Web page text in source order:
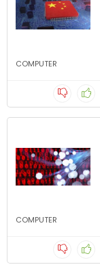
COMPUTER
COMPUTER